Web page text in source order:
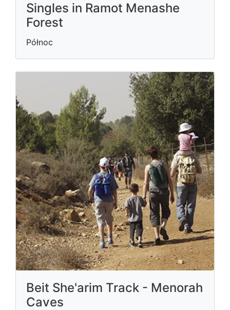
Singles in Ramot Menashe
Forest
Północ
Beit She'arim Track - Menorah
Caves